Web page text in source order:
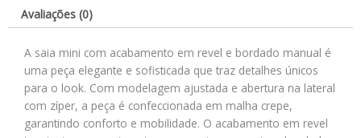
Avaliações (0)
A saia mini com acabamento em revel e bordado manual é
uma peça elegante e sofisticada que traz detalhes únicos
para o look. Com modelagem ajustada e abertura na lateral
com zíper, a peça é confeccionada em malha crepe,
garantindo conforto e mobilidade. O acabamento em revel